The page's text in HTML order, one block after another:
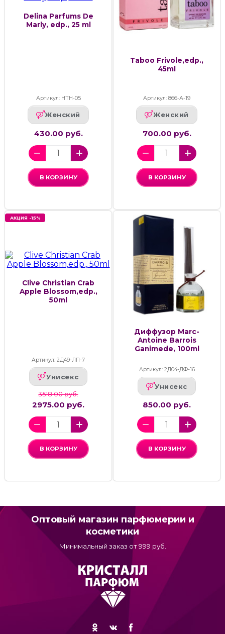
Delina Parfums De
Marly, edp., 25 ml
Артикул: НТН-05
Женский
430.00 руб.
В КОРЗИНУ
Taboo Frivole,edp.,
45ml
Артикул: 866-А-19
Женский
700.00 руб.
В КОРЗИНУ
АКЦИЯ -15%
Clive Christian Crab
Apple Blossom,edp.,
50ml
Артикул: 2Д49-ЛП-7
Унисекс
3518.00 руб.
2975.00 руб.
В КОРЗИНУ
Диффузор Marc-
Antoine Barrois
Ganimede, 100ml
Артикул: 2Д04-ДФ-16
Унисекс
850.00 руб.
В КОРЗИНУ
Оптовый магазин парфюмерии и
косметики
Минимальный заказ от 999 руб.